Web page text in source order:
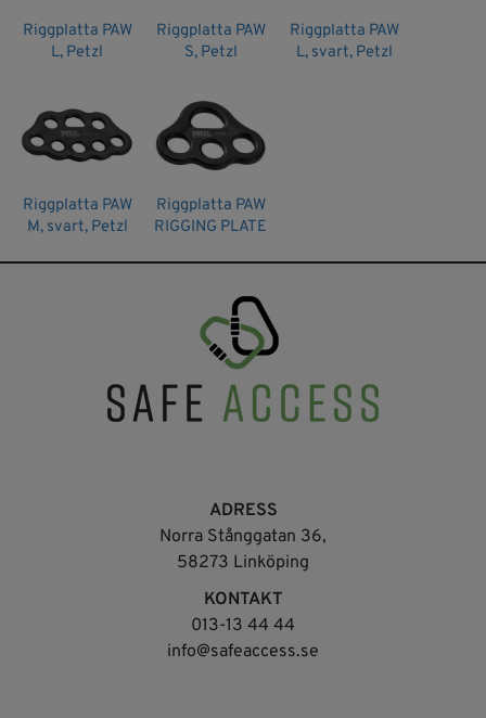
Riggplatta PAW
L, Petzl
Riggplatta PAW
S, Petzl
Riggplatta PAW
L, svart, Petzl
Riggplatta PAW
M, svart, Petzl
Riggplatta PAW
RIGGING PLATE
ADRESS
Norra Stånggatan 36,
58273 Linköping
KONTAKT
013-13 44 44
info@safeaccess.se